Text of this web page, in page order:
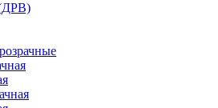
(ДРВ)